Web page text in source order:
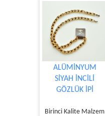
ALÜMİNYUM
SİYAH İNCİLİ
GÖZLÜK İPİ
Birinci Kalite Malzem